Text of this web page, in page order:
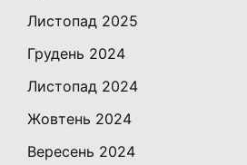
Листопад 2025
Грудень 2024
Листопад 2024
Жовтень 2024
Вересень 2024